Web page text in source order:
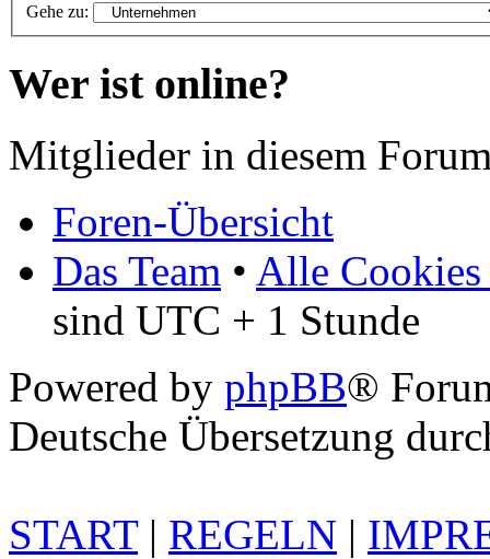
Gehe zu:
Wer ist online?
Mitglieder in diesem
Foren-Übersicht
Das Team • Alle Cookies
sind UTC + 1 Stunde
Powered by phpBB®
Deutsche Übersetzung
START| REGELN |